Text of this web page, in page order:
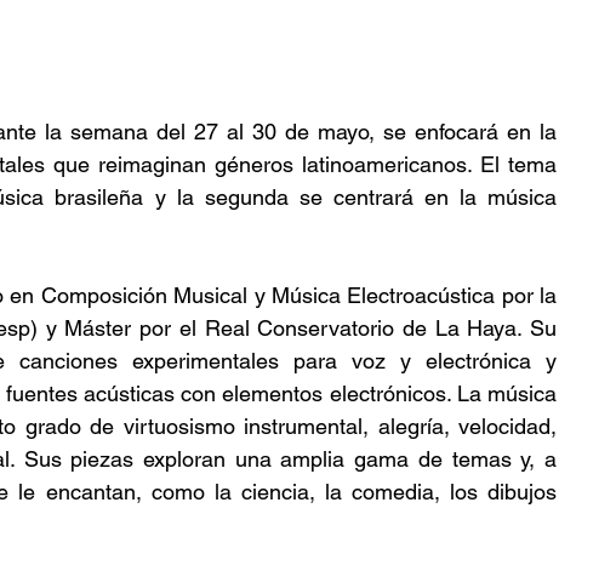
la semana del 27 al 30 de mayo, se enfocará en la
que reimaginan géneros latinoamericanos. El tema
brasileña y la segunda se centrará en la música
Composición Musical y Música Electroacústica por la
y Máster por el Real Conservatorio de La Haya. Su
canciones experimentales para voz y electrónica y
acústicas con elementos electrónicos. La música
grado de virtuosismo instrumental, alegría, velocidad,
Sus piezas exploran una amplia gama de temas y, a
le encantan, como la ciencia, la comedia, los dibujos